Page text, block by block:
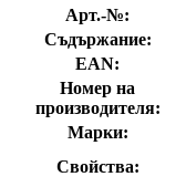
Арт.-№:
Съдържание:
EAN:
Номер на
производителя:
Марки:
Свойства: